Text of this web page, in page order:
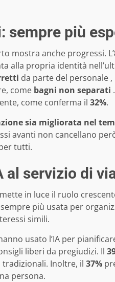
sempre più
mostra anche progressi. L’
alla propria identità
da parte del personale ,
come bagni non separati
come conferma il 32%.
sia migliorata nel
avanti non cancellano
tutti.
al servizio di
in luce il ruolo
più usata per
simili.
usato l’IA per
liberi da pregiudizi. Il
Inoltre, il 37%
persona.